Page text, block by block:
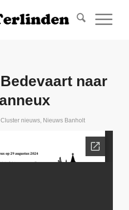
naar
Cluster nieuws, Nieuws Banholt